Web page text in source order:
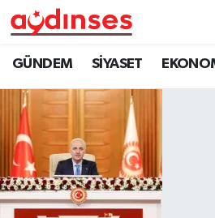
GÜNDEM SİYASET
GÜNDEM
SİYASET
EKONOMİ
DÜNYA
Nöbetçi Eczaneler
Hava Durumu
Aydin Namaz Vakitleri
Trafik Durumu